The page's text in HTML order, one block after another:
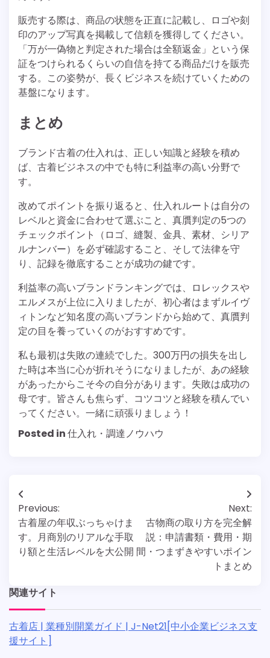
販売する際は、商品の状態を正直に記載し、ロゴや刻
印のアップ写真を掲載して信頼を獲得してください。
「万が一偽物と判定された場合は全額返金」という保
証をつけられるくらいの自信を持てる商品だけを販売
する。この姿勢が、長くビジネスを続けていくための
基盤になります。
まとめ
ブランド古着の仕入れは、正しい知識と経験を積め
ば、古着ビジネスの中でも特に利益率の高い分野で
す。
改めてポイントを振り返ると、仕入れルートは自分の
レベルと資金に合わせて選ぶこと、真贋判定の5つの
チェックポイント（ロゴ、縫製、金具、素材、シリア
ルナンバー）を必ず確認すること、そして法律を守
り、記録を徹底することが成功の鍵です。
利益率の高いブランドランキングでは、ロレックスや
エルメスが上位に入りましたが、初心者はまずルイヴ
ィトンなど知名度の高いブランドから始めて、真贋判
定の目を養っていくのがおすすめです。
私も最初は失敗の連続でした。300万円の損失を出し
た時は本当に心が折れそうになりましたが、あの経験
があったからこそ今の自分があります。失敗は成功の
母です。皆さんも焦らず、コツコツと経験を積んでい
ってください。一緒に頑張りましょう！
Posted in仕入れ・調達ノウハウ
投
稿
ナ
ビ
ゲ
ー
シ
ョ
Previous:
古着屋の年収ぶっちゃけま
す。月商別のリアルな手取
り額と生活レベルを大公開
Next:
古物商の取り方を完全解
説：申請書類・費用・期
間・つまずきやすいポイン
トまとめ
関連サイト
古着店 | 業種別開業ガイド | J-Net21[中小企業ビジネス支
援サイト]